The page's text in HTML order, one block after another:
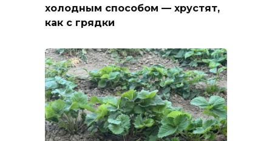
холодным способом — хрустят,
как с грядки